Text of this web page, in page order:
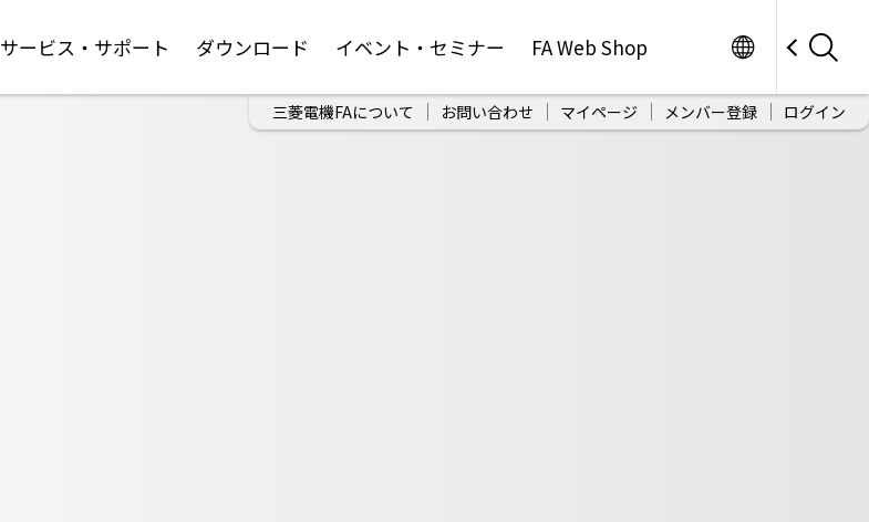
サービス・サポート ダウンロード イベント・セミナー FA Web Shop
三菱電機FAについて お問い合わせ マイページ メンバー登録 ログイン